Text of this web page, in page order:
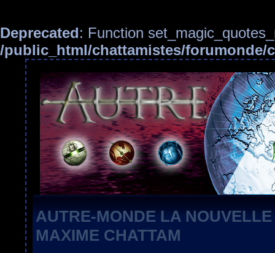
Deprecated: Function
/public_html/chattamistes/forumonde/
AUTRE-MONDE LA
MAXIME CHATTAM